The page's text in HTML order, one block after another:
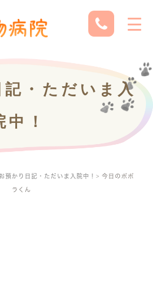
記・ただいま入
中！
お預かり日記・ただいま入院中！ 今日のポポ
ラくん